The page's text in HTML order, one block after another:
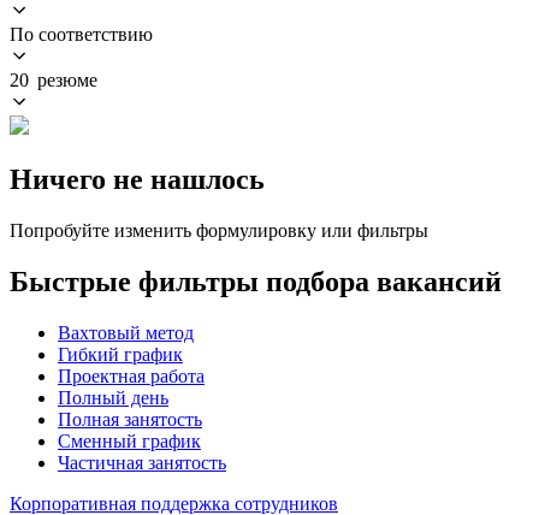
По соответствию
20 резюме
Ничего не нашлось
Попробуйте изменить формулировку или фильтры
Быстрые фильтры подбора вакансий
Вахтовый метод
Гибкий график
Проектная работа
Полный день
Полная занятость
Сменный график
Частичная занятость
Корпоративная поддержка сотрудников